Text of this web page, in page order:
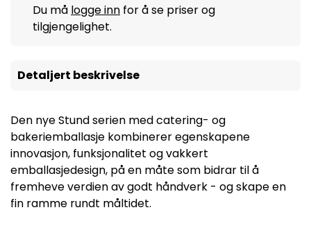
Du må logge inn for å se priser og
tilgjengelighet.
Detaljert beskrivelse
Den nye Stund serien med catering- og
bakeriemballasje kombinerer egenskapene
innovasjon, funksjonalitet og vakkert
emballasjedesign, på en måte som bidrar til å
fremheve verdien av godt håndverk - og skape en
fin ramme rundt måltidet.